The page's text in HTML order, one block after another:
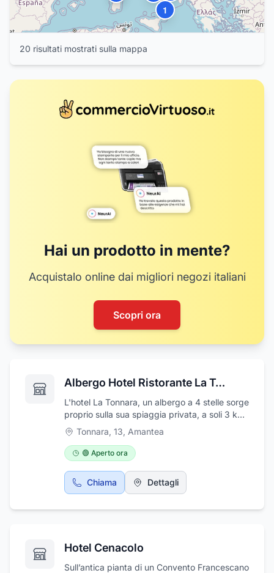
1
20 risultati mostrati sulla mappa
Hai un prodotto in mente?
Acquistalo online dai migliori negozi italiani
Scopri ora
Albergo Hotel Ristorante La Tonnara
L'hotel La Tonnara, un albergo a 4 stelle sorge
proprio sulla sua spiaggia privata, a soli 3 km
da Amantea. La struttura offre la connessione
Wi-Fi gratuita, una piscina e una moderna
palestra con vista mare, Questo hotel
attrezzato annovera una spiaggia con
ombrelloni e sedie a sdraio, campi da tennis e
una grande terrazza solarium. Non perdetevi
e piccole barche. Ogni camera dispone di
maggior parte delle camere vanta una
Tonnara, 13, Amantea
🟢 Aperto ora
Chiama Dettagli
Hotel Cenacolo
Sull’antica pianta di un Convento Francescano